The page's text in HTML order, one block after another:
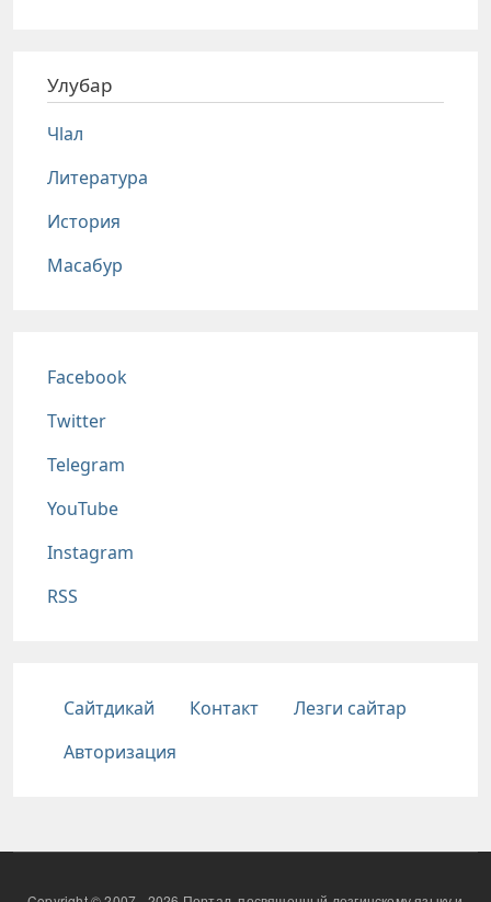
Улубар
Чlал
Литература
История
Масабур
Соц сети
Facebook
Twitter
Telegram
YouTube
Instagram
RSS
Подвал
Сайтдикай Контакт
Лезги сайтар
Авторизация